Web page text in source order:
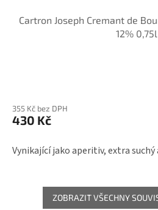
Cartron Joseph Cremant de
12% 0,75l
355 Kč bez DPH
430 Kč
Vynikající jako aperitiv, extra suchý
ZOBRAZIT VŠECHNY